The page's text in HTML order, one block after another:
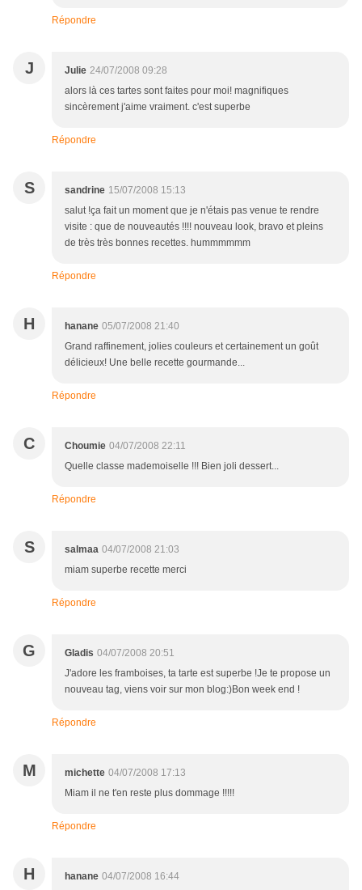
Répondre
J Julie 24/07/2008 09:28
alors là ces tartes sont faites pour moi! magnifiques
sincèrement j'aime vraiment. c'est superbe
Répondre
S sandrine 15/07/2008 15:13
salut !ça fait un moment que je n'étais pas venue te rendre
visite : que de nouveautés !!!! nouveau look, bravo et pleins
de très très bonnes recettes. hummmmmm
Répondre
H hanane 05/07/2008 21:40
Grand raffinement, jolies couleurs et certainement un goût
délicieux! Une belle recette gourmande...
Répondre
C Choumie 04/07/2008 22:11
Quelle classe mademoiselle !!! Bien joli dessert...
Répondre
S salmaa 04/07/2008 21:03
miam superbe recette merci
Répondre
G Gladis 04/07/2008 20:51
J'adore les framboises, ta tarte est superbe !Je te propose un
nouveau tag, viens voir sur mon blog:)Bon week end !
Répondre
M michette 04/07/2008 17:13
Miam il ne t'en reste plus dommage !!!!!
Répondre
H hanane 04/07/2008 16:44